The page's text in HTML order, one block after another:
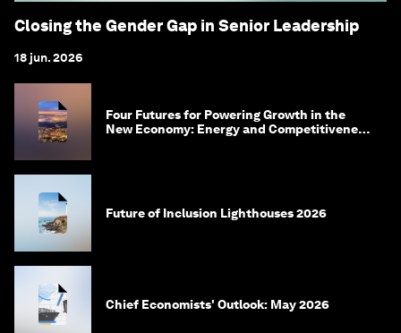
Closing the Gender Gap in Senior Leadership
18 jun. 2026
Four Futures for Powering Growth in the
New Economy: Energy and Competitiveness
Future of Inclusion Lighthouses 2026
Chief Economists' Outlook: May 2026